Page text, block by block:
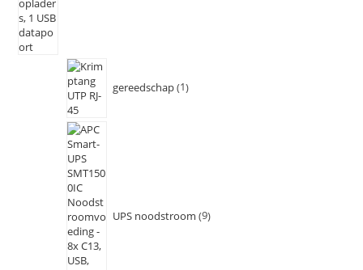
gereedschap 1
UPS noodstroom 9